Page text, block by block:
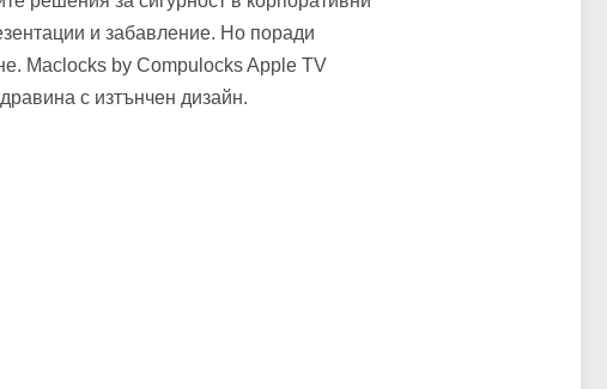
и забавление. Но поради
Maclocks by Compulocks Apple TV
с изтънчен дизайн.